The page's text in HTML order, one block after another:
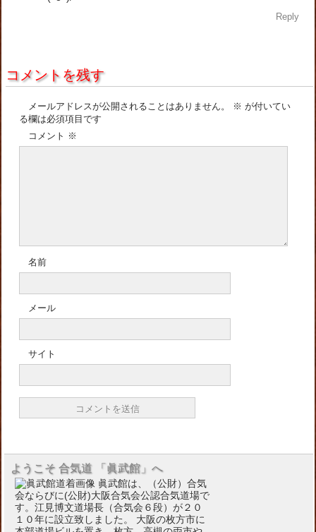
Reply
コメントを残す
メールアドレスが公開されることはありません。 ※ が付いてい
る欄は必須項目です
コメント ※
名前
メール
サイト
ようこそ 合気道 「眞武館」へ
眞武館は、（公財）合気
会ならびに(公財)大阪合気会公認合気道場で
す。江見博文道場長（合気会６段）が２０
１０年に設立致しました。 大阪の枚方市に